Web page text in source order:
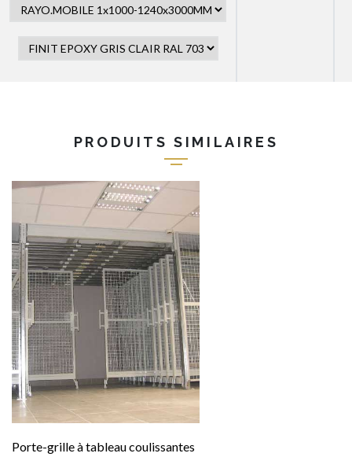
PRODUITS SIMILAIRES
Porte-grille à tableau coulissantes